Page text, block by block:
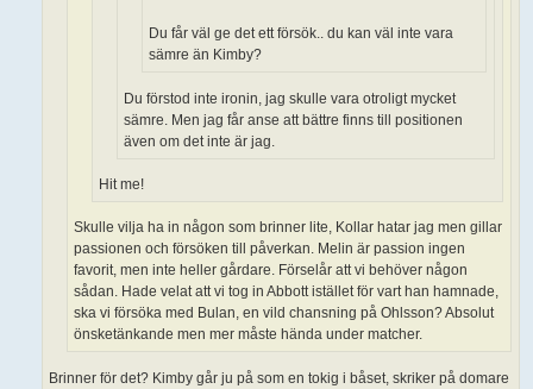
Du får väl ge det ett försök.. du kan väl inte vara
sämre än Kimby?
Du förstod inte ironin, jag skulle vara otroligt mycket
sämre. Men jag får anse att bättre finns till positionen
även om det inte är jag.
Hit me!
Skulle vilja ha in någon som brinner lite, Kollar hatar jag men gillar
passionen och försöken till påverkan. Melin är passion ingen
favorit, men inte heller gårdare. Förselår att vi behöver någon
sådan. Hade velat att vi tog in Abbott istället för vart han hamnade,
ska vi försöka med Bulan, en vild chansning på Ohlsson? Absolut
önsketänkande men mer måste hända under matcher.
Brinner för det? Kimby går ju på som en tokig i båset, skriker på domare